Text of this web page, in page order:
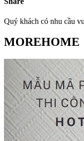
Quý khách có nhu cầu
MOREHOME